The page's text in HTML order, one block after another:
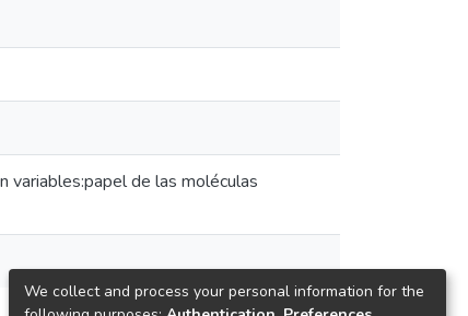
variables:papel de las moléculas
We collect and process your personal information for the